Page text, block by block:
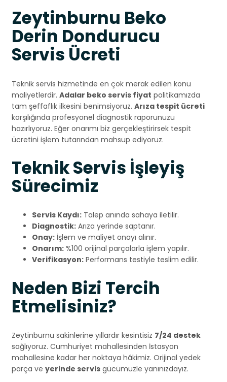
Zeytinburnu Beko
Derin Dondurucu
Servis Ücreti
Teknik servis hizmetinde en çok merak edilen konu
maliyetlerdir. Adalar beko servis fiyat politikamızda
tam şeffaflık ilkesini benimsiyoruz. Arıza tespit ücreti
karşılığında profesyonel diagnostik raporunuzu
hazırlıyoruz. Eğer onarımı biz gerçekleştirirsek tespit
ücretini işlem tutarından mahsup ediyoruz.
Teknik Servis İşleyiş
Sürecimiz
Servis Kaydı: Talep anında sahaya iletilir.
Diagnostik: Arıza yerinde saptanır.
Onay: İşlem ve maliyet onayı alınır.
Onarım: %100 orijinal parçalarla işlem yapılır.
Verifikasyon: Performans testiyle teslim edilir.
Neden Bizi Tercih
Etmelisiniz?
Zeytinburnu sakinlerine yıllardır kesintisiz 7/24 destek
sağlıyoruz. Cumhuriyet mahallesinden İstasyon
mahallesine kadar her noktaya hâkimiz. Orijinal yedek
parça ve yerinde servis gücümüzle yanınızdayız.